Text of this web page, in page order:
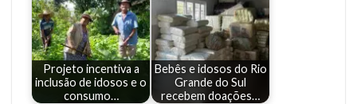
Projeto incentiva a
inclusão de idosos e o
consumo…
Bebês e idosos do Rio
Grande do Sul
recebem doações…